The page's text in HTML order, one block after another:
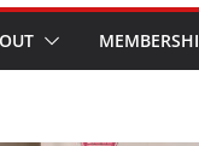
Perkokoh Sinergi
Beserta Jajaran